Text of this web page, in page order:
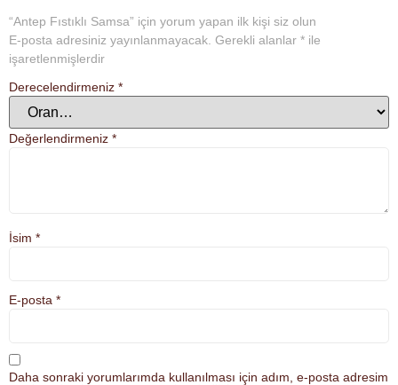
“Antep Fıstıklı Samsa” için yorum yapan ilk kişi siz olun
E-posta adresiniz yayınlanmayacak. Gerekli alanlar * ile
işaretlenmişlerdir
Derecelendirmeniz *
Değerlendirmeniz *
İsim *
E-posta *
Daha sonraki yorumlarımda kullanılması için adım, e-posta adresim